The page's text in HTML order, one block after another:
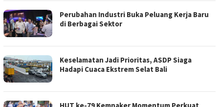
Perubahan Industri Buka Peluang Kerja Baru
di Berbagai Sektor
Keselamatan Jadi Prioritas, ASDP Siaga
Hadapi Cuaca Ekstrem Selat Bali
HUT ke-79 Kemnaker Momentum Perkuat